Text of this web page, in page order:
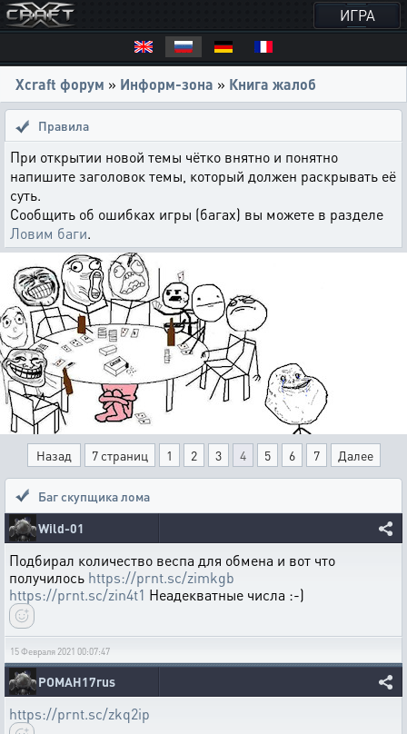
ИГРА
Xcraft форум » Информ-зона » Книга жалоб
Правила
При открытии новой темы чётко внятно и понятно
напишите заголовок темы, который должен раскрывать её
суть.
Сообщить об ошибках игры (багах) вы можете в разделе
Ловим баги.
Назад 7 страниц 1 2 3 4 5 6 7 Далее
Баг скупщика лома
Wild-01
Подбирал количество веспа для обмена и вот что
получилось https://prnt.sc/zimkgb
https://prnt.sc/zin4t1 Неадекватные числа :-)
15 Февраля 2021 00:07:47
POMAH17rus
https://prnt.sc/zkq2ip